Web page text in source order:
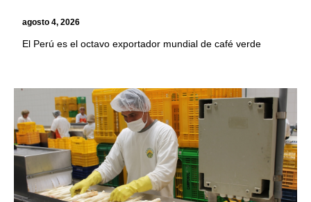
agosto 4, 2026
El Perú es el octavo exportador mundial de café verde